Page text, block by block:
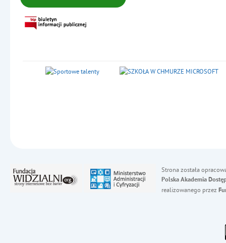
Strona została
Polska Akademia
realizowanego przez